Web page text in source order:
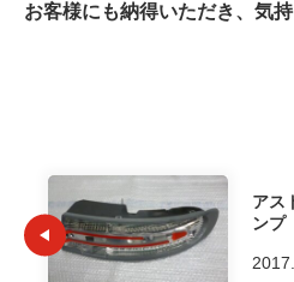
お客様にも納得いただき、気
アス
ンプ